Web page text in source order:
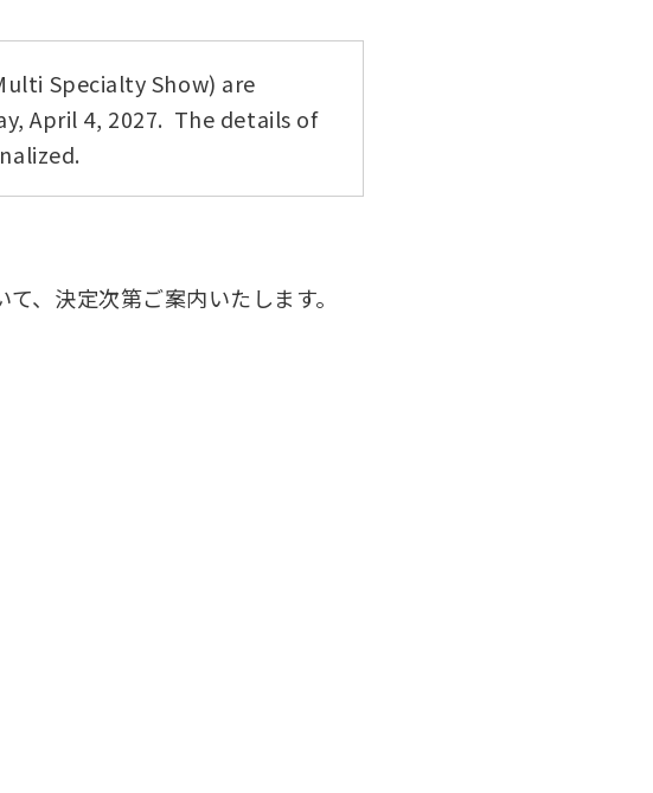
種別犬籍登録頭数
ャックブログ
統証明書・よくあるご質問
ンドリング競技会
の絵コンクールについて
Specialty Show) are
April 4, 2027. The details of
、決定次第ご案内いたします。